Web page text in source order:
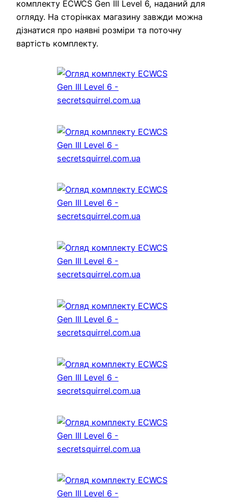
комплекту ECWCS Gen III Level 6, наданий для
огляду. На сторінках магазину завжди можна
дізнатися про наявні розміри та поточну
вартість комплекту.